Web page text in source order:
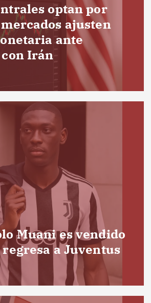
optan por
ajusten
ante
Irán
Muani es vendido
regresa a Juventus